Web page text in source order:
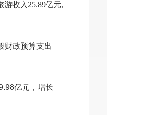
游收入25.89亿元,
财政预算支出
亿元，增长